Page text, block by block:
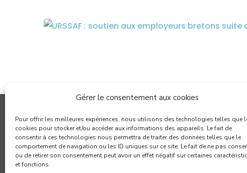
Gérer le consentement aux cookies
Pour offrir les meilleures expériences, nous utilisons des technologies telles que
cookies pour stocker et/ou accéder aux informations des appareils. Le fait de
consentir à ces technologies nous permettra de traiter des données telles que le
comportement de navigation ou les ID uniques sur ce site. Le fait de ne pas
ou de retirer son consentement peut avoir un effet négatif sur certaines
et fonctions.